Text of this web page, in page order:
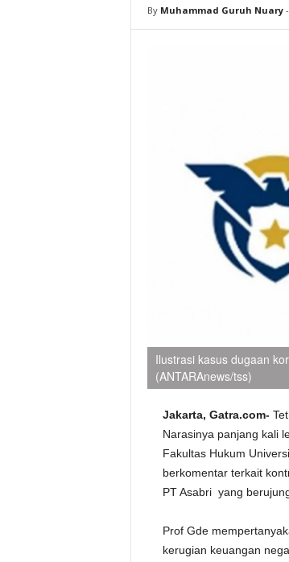
By Muhammad Guruh Nuary -
Ilustrasi kasus dugaan
(ANTARAnews/tss)
Jakarta, Gatra.com-
Narasinya panjang kali
Fakultas Hukum
berkomentar terkait
PT Asabri yang
Prof Gde
kerugian keuangan